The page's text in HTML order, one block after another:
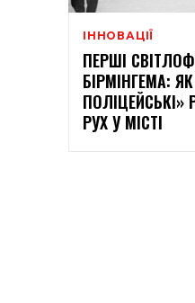
ІННОВАЦІЇ
ПЕРШІ
БІРМІНГЕМА:
РУХ У МІСТІ